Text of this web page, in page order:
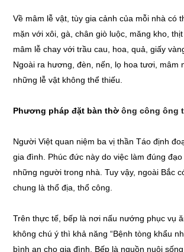
Về mâm lễ vật, tùy gia cảnh của mỗi nhà có
mặn với xôi, gà, chân giò luộc, măng kho,
mâm lễ chay với trầu cau, hoa, quả, giấy
Ngoài ra hương, đèn, nến, lọ hoa tươi,
những lễ vật không thể thiếu.
Phương pháp đặt bàn thờông công ông
Người Việt quan niệm ba vị thần Táo định
gia đình. Phúc đức này do việc làm đúng
những người trong nhà. Tuy vậy, ngoài Bắc
chung là thổ địa, thổ công.
Trên thực tế, bếp là nơi nấu nướng phục vụ
không chú ý thì khả năng “Bệnh tòng khẩu
bình an cho gia đình. Bếp là nguồn nuôi